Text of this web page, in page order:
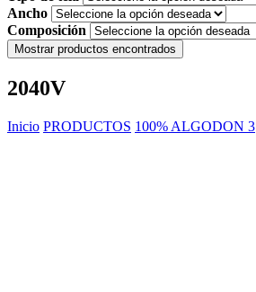
Ancho
Composición
Mostrar productos encontrados
2040V
Inicio PRODUCTOS 100% ALGODON 3